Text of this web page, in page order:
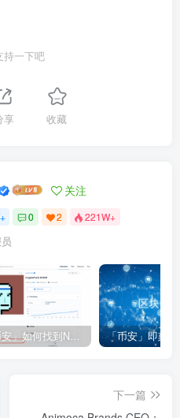
持一下吧
享 收藏
关注
0 2 221W+
「币安」如何找到NFT合约地址？
下一篇